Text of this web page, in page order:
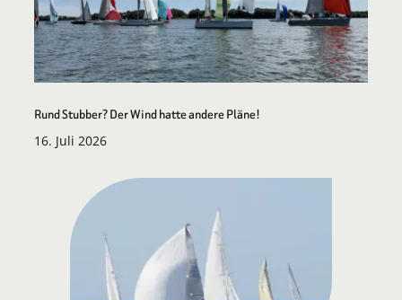
Rund Stubber? Der Wind hatte andere Pläne!
16. Juli 2026